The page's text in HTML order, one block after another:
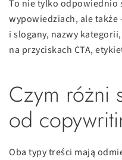
To nie tylko odpowiednio
wypowiedziach, ale także
i slogany, nazwy
na przyciskach CTA,
Czym różni
od
Oba typy treści mają